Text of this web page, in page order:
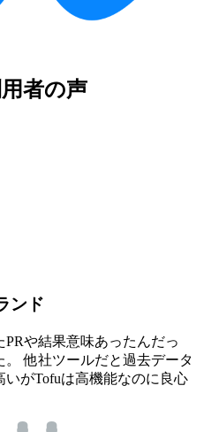
者の声
ンド
や結果意味あったんだっ
他社ツールだと過去データ
がTofuは高機能なのに良心